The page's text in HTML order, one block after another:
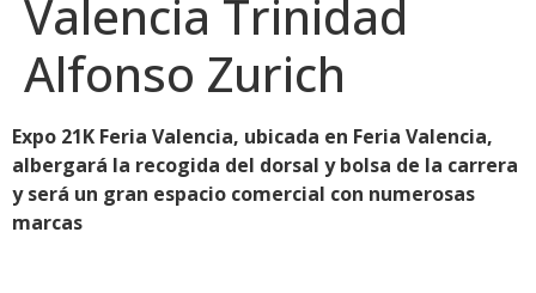
Valencia Trinidad
Alfonso Zurich
Expo 21K Feria Valencia, ubicada en Feria Valencia,
albergará la recogida del dorsal y bolsa de la carrera
y será un gran espacio comercial con numerosas
marcas